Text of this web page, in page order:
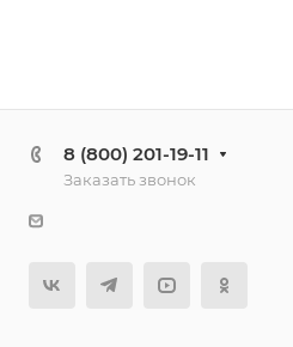
8 (800) 201-19-11
Заказать звонок